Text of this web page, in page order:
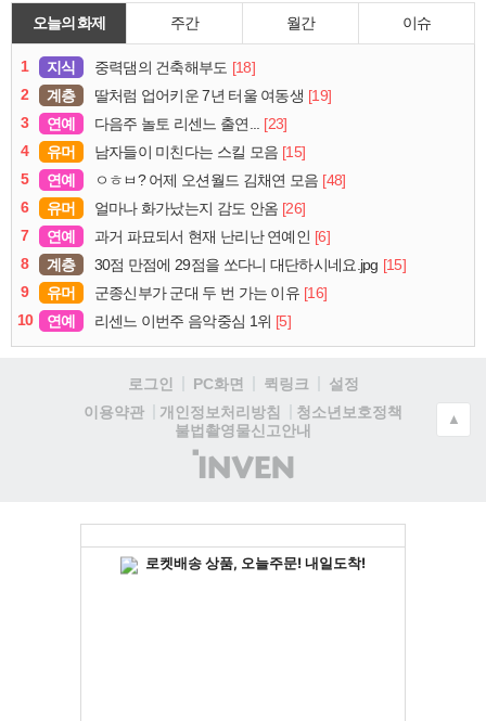
오늘의 화제 주간 월간 이슈
1 지식 중력댐의 건축해부도 [18]
2
계층 딸처럼 업어키운 7년 터울 여동생 [19]
3
연예 다음주 놀토 리센느 출연... [23]
4
유머 남자들이 미친다는 스킬 모음 [15]
5
연예 ㅇㅎㅂ? 어제 오션월드 김채연 모음 [48]
6
유머 얼마나 화가났는지 감도 안옴 [26]
7
연예 과거 파묘되서 현재 난리난 연예인 [6]
8
계층 30점 만점에 29점을 쏘다니 대단하시네요.jpg [15]
9
유머 군종신부가 군대 두 번 가는 이유 [16]
10
연예 리센느 이번주 음악중심 1위 [5]
로그인 PC화면 퀵링크
설정
이용약관
개인정보처리방침
청소년보호정책
불법촬영물신고안내
(주)
인
▲